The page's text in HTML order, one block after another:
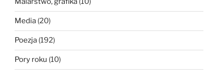
Media (20)
Poezja (192)
Pory roku (10)